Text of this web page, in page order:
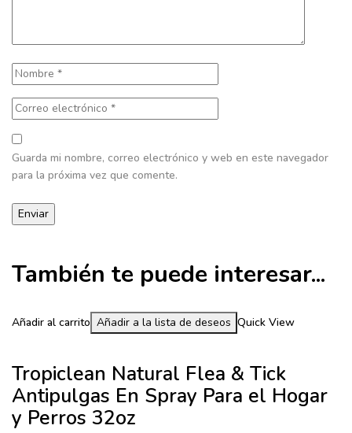
Guarda mi nombre, correo electrónico y web en este navegador
para la próxima vez que comente.
También te puede interesar...
Añadir al carrito Añadir a la lista de deseos Quick View
Tropiclean Natural Flea & Tick
Antipulgas En Spray Para el Hogar
y Perros 32oz